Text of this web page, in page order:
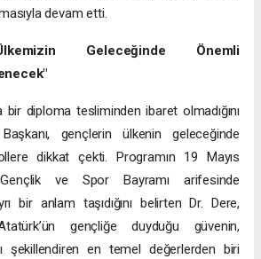
devam etti.
Geleceğinde Önemli
bir diploma tesliminden ibaret olmadığını
gençlerin ülkenin geleceğinde
dikkat çekti. Programın 19 Mayıs
ve Spor Bayramı arifesinde
bir anlam taşıdığını belirten Dr. Dere,
gençliğe duyduğu güvenin,
şekillendiren en temel değerlerden biri